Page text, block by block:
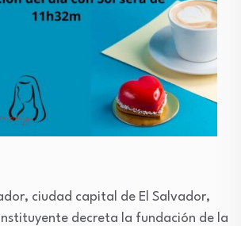
ciudad capital de El Salvador,
decreta la fundación de la